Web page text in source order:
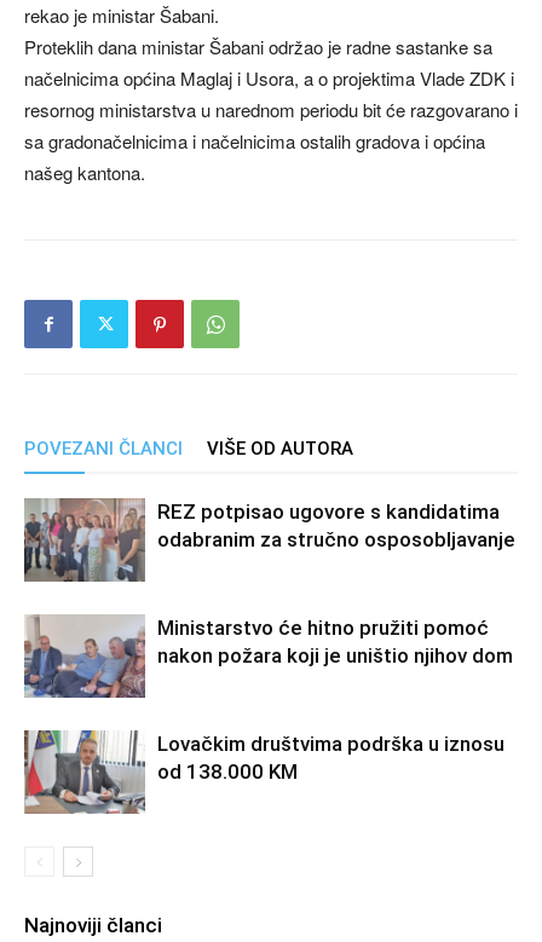
rekao je ministar Šabani.
Proteklih dana ministar Šabani održao je radne sastanke sa
načelnicima općina Maglaj i Usora, a o projektima Vlade ZDK i
resornog ministarstva u narednom periodu bit će razgovarano i
sa gradonačelnicima i načelnicima ostalih gradova i općina
našeg kantona.
POVEZANI ČLANCI VIŠE OD AUTORA
REZ potpisao ugovore s kandidatima
odabranim za stručno osposobljavanje
Ministarstvo će hitno pružiti pomoć
nakon požara koji je uništio njihov dom
Lovačkim društvima podrška u iznosu
od 138.000 KM
Najnoviji članci